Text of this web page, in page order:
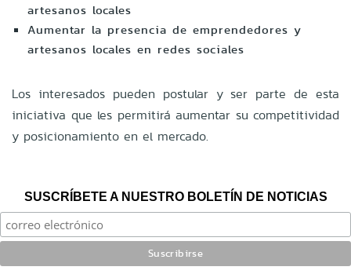
artesanos locales
Aumentar la presencia de emprendedores y
artesanos locales en redes sociales
Los interesados pueden postular y ser parte de esta
iniciativa que les permitirá aumentar su competitividad
y posicionamiento en el mercado.
SUSCRÍBETE A NUESTRO BOLETÍN DE NOTICIAS